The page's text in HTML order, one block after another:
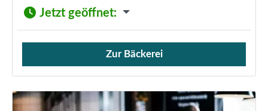
Jetzt geöffnet:
Verkauf von Brötchen,
Zur Bäckerei